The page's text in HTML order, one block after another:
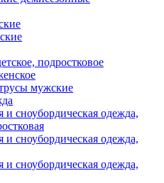
подростковое
мужские
сноубордическая одежда,
сноубордическая одежда,
сноубордическая одежда,